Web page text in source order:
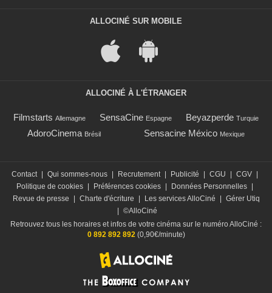
ALLOCINÉ SUR MOBILE
ALLOCINÉ À L'ÉTRANGER
Filmstarts Allemagne SensaCine Espagne Beyazperde Turquie
AdoroCinema Brésil Sensacine México Mexique
Contact Qui sommes-nous Recrutement Publicité CGU CGV
Politique de cookies
Préférences cookies Données Personnelles
Revue de presse
Charte d'écriture Les services AlloCiné
Gérer Utiq
©AlloCiné
Retrouvez tous les horaires et infos de votre cinéma sur le numéro AlloCiné :
0 892 892 892(0,90€/minute)